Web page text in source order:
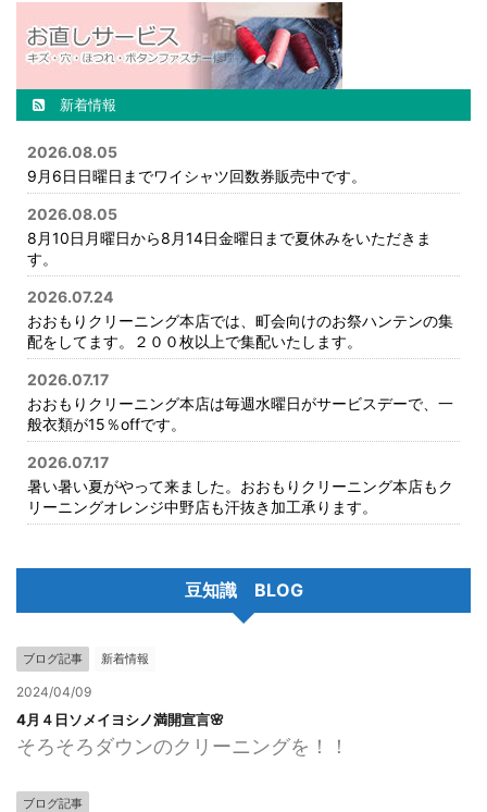
新着情報
2026.08.05
9月6日日曜日までワイシャツ回数券販売中です。
2026.08.05
8月10日月曜日から8月14日金曜日まで夏休みをいただきま
す。
2026.07.24
おおもりクリーニング本店では、町会向けのお祭ハンテンの集
配をしてます。２００枚以上で集配いたします。
2026.07.17
おおもりクリーニング本店は毎週水曜日がサービスデーで、一
般衣類が15％offです。
2026.07.17
暑い暑い夏がやって来ました。おおもりクリーニング本店もク
リーニングオレンジ中野店も汗抜き加工承ります。
豆知識 BLOG
ブログ記事 新着情報
2024/04/09
4月４日ソメイヨシノ満開宣言🌸
そろそろダウンのクリーニングを！！
ブログ記事